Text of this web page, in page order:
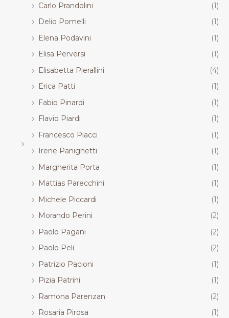
Carlo Prandolini
(1)
Delio Pomelli
(1)
Elena Podavini
(1)
Elisa Perversi
(1)
Elisabetta Pierallini
(4)
Erica Patti
(1)
Fabio Pinardi
(1)
Flavio Piardi
(1)
Francesco Piacci
(1)
Irene Panighetti
(1)
Margherita Porta
(1)
Mattias Parecchini
(1)
Michele Piccardi
(1)
Morando Perini
(2)
Paolo Pagani
(2)
Paolo Peli
(2)
Patrizio Pacioni
(1)
Pizia Patrini
(1)
Ramona Parenzan
(2)
Rosaria Pirosa
(1)